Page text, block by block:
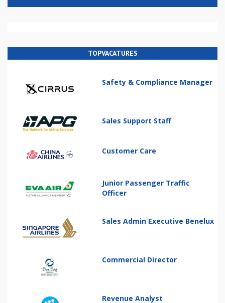
TOPVACATURES
Safety & Compliance Manager
Sales Support Staff
Customer Care
Junior Passenger Traffic
Officer
Sales Admin Executive Benelux
Commercial Director
Revenue Analyst